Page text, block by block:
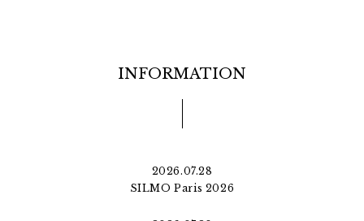
INFORMATION
2026.07.28
SILMO Paris 2026